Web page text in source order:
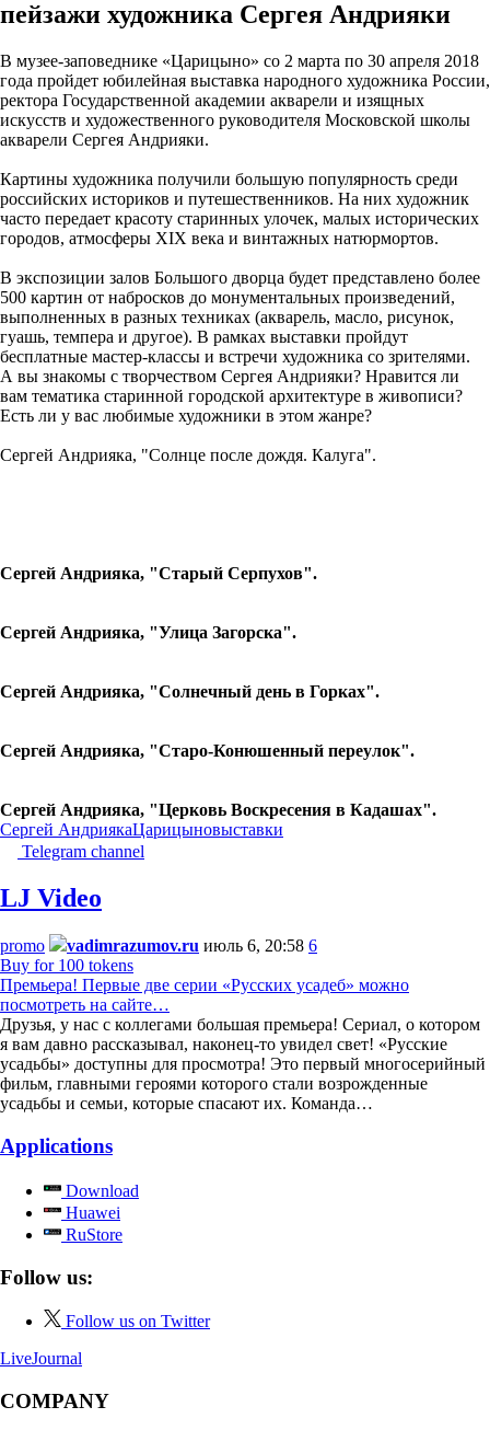
пейзажи художника Сергея Андрияки
В музее-заповеднике «Царицыно» со 2 марта по 30 апреля 2018
года пройдет юбилейная выставка народного художника России,
ректора Государственной академии акварели и изящных
искусств и художественного руководителя Московской школы
акварели Сергея Андрияки.
Картины художника получили большую популярность среди
российских историков и путешественников. На них художник
часто передает красоту старинных улочек, малых исторических
городов, атмосферы XIX века и винтажных натюрмортов.
В экспозиции залов Большого дворца будет представлено более
500 картин от набросков до монументальных произведений,
выполненных в разных техниках (акварель, масло, рисунок,
гуашь, темпера и другое). В рамках выставки пройдут
бесплатные мастер-классы и встречи художника со зрителями.
А вы знакомы с творчеством Сергея Андрияки? Нравится ли
вам тематика старинной городской архитектуре в живописи?
Есть ли у вас любимые художники в этом жанре?
Сергей Андрияка, "Солнце после дождя. Калуга".
Сергей Андрияка, "Старый Серпухов".
Сергей Андрияка, "Улица Загорска".
Сергей Андрияка, "Солнечный день в Горках".
Сергей Андрияка, "Старо-Конюшенный переулок".
Сергей Андрияка, "Церковь Воскресения в Кадашах".
Сергей АндриякаЦарицыновыставки
Telegram channel
LJ Video
promo vadimrazumov.ru июль 6, 20:58 6
Buy for 100 tokens
Премьера! Первые две серии «Русских усадеб» можно
посмотреть на сайте…
Друзья, у нас с коллегами большая премьера! Сериал, о котором
я вам давно рассказывал, наконец-то увидел свет! «Русские
усадьбы» доступны для просмотра! Это первый многосерийный
фильм, главными героями которого стали возрожденные
усадьбы и семьи, которые спасают их. Команда…
Applications
Download
Huawei
RuStore
Follow us:
Follow us on Twitter
LiveJournal
COMPANY